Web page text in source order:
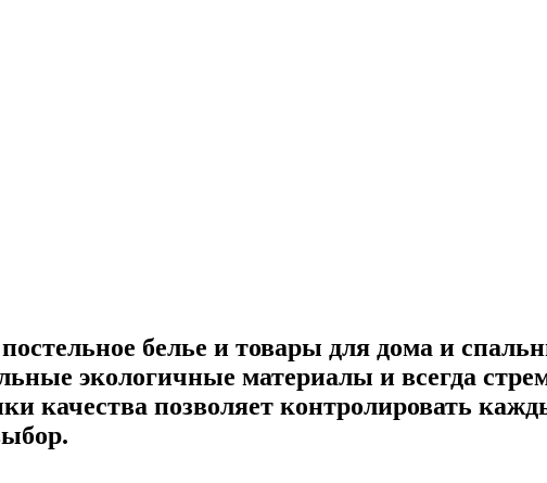
белье и товары для дома и
экологичные материалы и всегда
качества позволяет контролировать